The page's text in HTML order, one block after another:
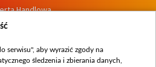
Handlowa
Dostępność
wewnętrznych
serwisu", aby wyrazić zgody na
śledzenia i zbierania danych,